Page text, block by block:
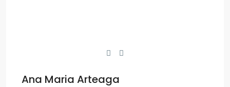
Ana Maria Arteaga